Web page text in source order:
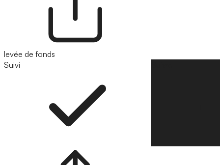
levée de fonds
Suivi